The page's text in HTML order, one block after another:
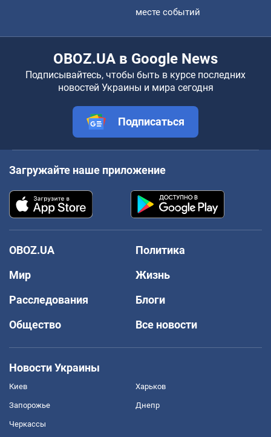
месте событий
OBOZ.UA в Google News
Подписывайтесь, чтобы быть в курсе последних
новостей Украины и мира сегодня
Подписаться
Загружайте наше приложение
OBOZ.UA
Политика
Мир
Жизнь
Расследования
Блоги
Общество
Все новости
Новости Украины
Киев Харьков
Запорожье Днепр
Черкассы